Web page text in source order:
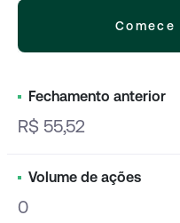
Fechamento anterior
R$ 55,52
Volume de ações
0